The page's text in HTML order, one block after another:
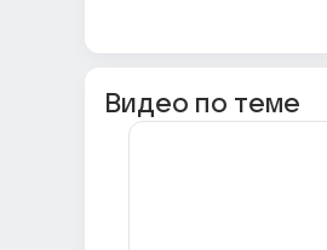
Видео по теме